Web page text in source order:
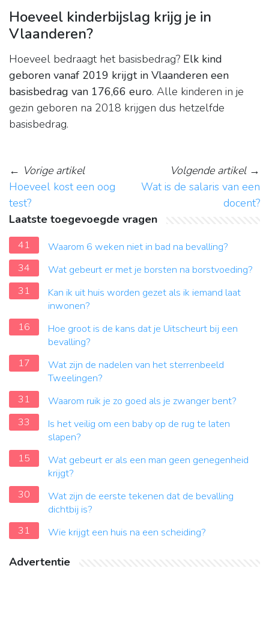
Hoeveel kinderbijslag krijg je in
Vlaanderen?
Hoeveel bedraagt het basisbedrag? Elk kind
geboren vanaf 2019 krijgt in Vlaanderen een
basisbedrag van 176,66 euro. Alle kinderen in je
gezin geboren na 2018 krijgen dus hetzelfde
basisbedrag.
← Vorige artikel
Hoeveel kost een oog
test?
Volgende artikel→
Wat is de salaris van een
docent?
Laatste toegevoegde vragen
41
Waarom 6 weken niet in bad na bevalling?
34
Wat gebeurt er met je borsten na borstvoeding?
31
Kan ik uit huis worden gezet als ik iemand laat
inwonen?
16
Hoe groot is de kans dat je Uitscheurt bij een
bevalling?
17
Wat zijn de nadelen van het sterrenbeeld
Tweelingen?
31
Waarom ruik je zo goed als je zwanger bent?
33
Is het veilig om een baby op de rug te laten
slapen?
15
Wat gebeurt er als een man geen genegenheid
krijgt?
30
Wat zijn de eerste tekenen dat de bevalling
dichtbij is?
31
Wie krijgt een huis na een scheiding?
Advertentie